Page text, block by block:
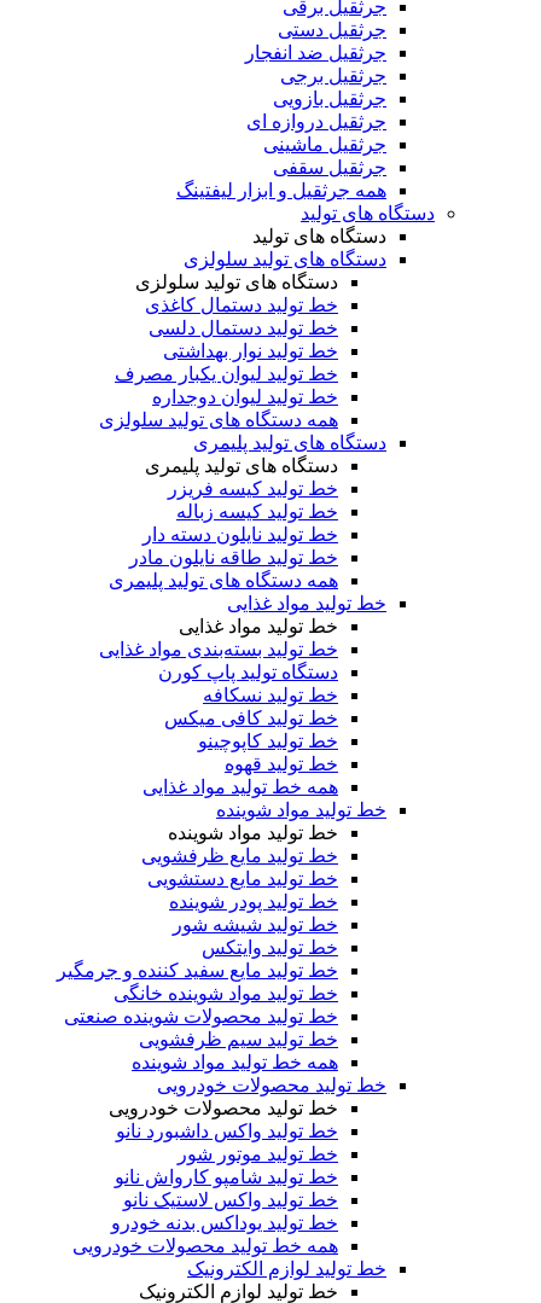
جرثقیل برقی
جرثقیل دستی
جرثقیل ضد انفجار
جرثقیل برجی
جرثقیل بازویی
جرثقیل دروازه ای
جرثقیل ماشینی
جرثقیل سقفی
همه جرثقیل و ابزار لیفتینگ
دستگاه های تولید
دستگاه های تولید
دستگاه های تولید سلولزی
دستگاه های تولید سلولزی
خط تولید دستمال کاغذی
خط تولید دستمال دلسی
خط تولید نوار بهداشتی
خط تولید لیوان یکبار مصرف
خط تولید لیوان دوجداره
همه دستگاه های تولید سلولزی
دستگاه های تولید پلیمری
دستگاه های تولید پلیمری
خط تولید کیسه فریزر
خط تولید کیسه زباله
خط تولید نایلون دسته دار
خط تولید طاقه نایلون مادر
همه دستگاه های تولید پلیمری
خط تولید مواد غذایی
خط تولید مواد غذایی
خط تولید بسته‌بندی مواد غذایی
دستگاه تولید پاپ کورن
خط تولید نسکافه
خط تولید کافی میکس
خط تولید کاپوچینو
خط تولید قهوه
همه خط تولید مواد غذایی
خط تولید مواد شوینده
خط تولید مواد شوینده
خط تولید مایع ظرفشویی
خط تولید مایع دستشویی
خط تولید پودر شوینده
خط تولید شیشه شور
خط تولید وایتکس
خط تولید مایع سفید کننده و جرمگیر
خط تولید مواد شوینده خانگی
خط تولید محصولات شوینده صنعتی
خط تولید سیم ظرفشویی
همه خط تولید مواد شوینده
خط تولید محصولات خودرویی
خط تولید محصولات خودرویی
خط تولید واکس داشبورد نانو
خط تولید موتور شور
خط تولید شامپو کارواش نانو
خط تولید واکس لاستیک نانو
خط تولید یوداکس بدنه خودرو
همه خط تولید محصولات خودرویی
خط تولید لوازم الکترونیک
خط تولید لوازم الکترونیک